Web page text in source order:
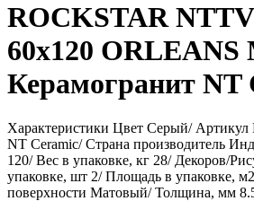
ROCKSTAR
60х120 ORLEANS
Керамогранит NT
Характеристики Цвет Серый/
NT Ceramic/ Страна производитель
120/ Вес в упаковке, кг 28/ Декоров/
упаковке, шт 2/ Площадь в упаковке,
поверхности Матовый/ Толщина, мм